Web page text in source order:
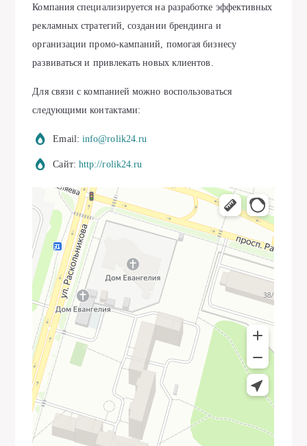
Компания специализируется на разработке эффективных
рекламных стратегий, создании брендинга и
организации промо-кампаний, помогая бизнесу
развиваться и привлекать новых клиентов.
Для связи с компанией можно воспользоваться
следующими контактами:
Email: info@rolik24.ru
Сайт: http://rolik24.ru